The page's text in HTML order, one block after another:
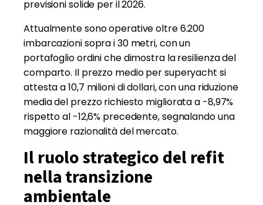
previsioni solide per il 2026.
Attualmente sono operative oltre 6.200
imbarcazioni sopra i 30 metri, con un
portafoglio ordini che dimostra la resilienza del
comparto. Il prezzo medio per superyacht si
attesta a 10,7 milioni di dollari, con una riduzione
media del prezzo richiesto migliorata a -8,97%
rispetto al -12,6% precedente, segnalando una
maggiore razionalità del mercato.
Il ruolo strategico del refit
nella transizione
ambientale